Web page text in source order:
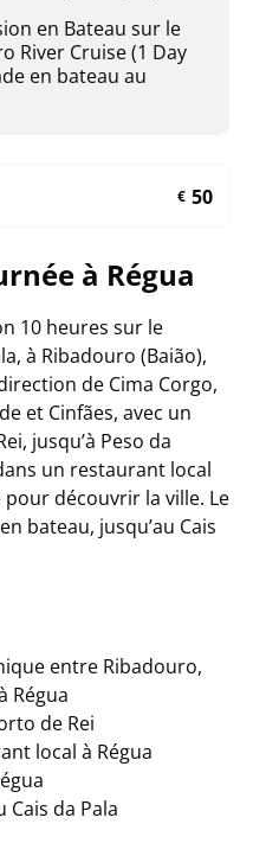
en Bateau sur le
River Cruise (1 Day
en bateau au
€ 50
à Régua
10 heures sur le
à Ribadouro (Baião),
de Cima Corgo,
et Cinfães, avec un
jusqu’à Peso da
un restaurant local
découvrir la ville. Le
bateau, jusqu’au Cais
entre Ribadouro,
Régua
de Rei
local à Régua
Cais da Pala